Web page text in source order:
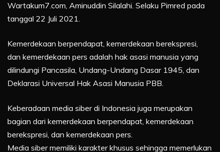
Wartakum7.com, Aminuddin Silalahi. Selaku Pimred pada
tanggal 22 Juli 2021.
Kemerdekaan berpendapat, kemerdekaan berekspresi,
dan kemerdekaan pers adalah hak asasi manusia yang
dilindungi Pancasila, Undang-Undang Dasar 1945, dan
Deklarasi Universal Hak Asasi Manusia PBB.
Keberadaan media siber di Indonesia juga merupakan
bagian dari kemerdekaan berpendapat, kemerdekaan
berekspresi, dan kemerdekaan pers.
Media siber memiliki karakter khusus sehingga memerlukan